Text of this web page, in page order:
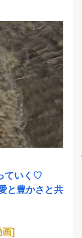
ていく♡
と豊かさと共
画]